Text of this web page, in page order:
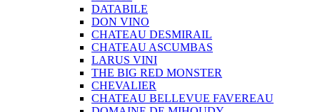
DATABILE
DON VINO
CHATEAU DESMIRAIL
CHATEAU ASCUMBAS
LARUS VINI
THE BIG RED MONSTER
CHEVALIER
CHATEAU BELLEVUE FAVEREAU